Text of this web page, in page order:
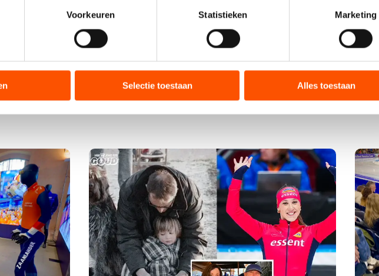
persoonlijke gegevens worden verwerkt en stel uw voorkeuren in het
detailgedeeltein. U
wijzigen of intrekken in de Cookieverklaring.
over uw gebruik van onze site met onze partners voor social media, advertenties
combineren met andere gegevens die u aan hen heeft verstrekt of die zij hebben
partners kunnen gegevens doorgeven aan landen buiten de EU, zoals de VS, waar
geldt volgens de GDPR. Door op ‘Toestaan’ te klikken, stemt u in met deze
Voorkeuren Statistieken Marketing
Selectie toestaan Alles toestaan